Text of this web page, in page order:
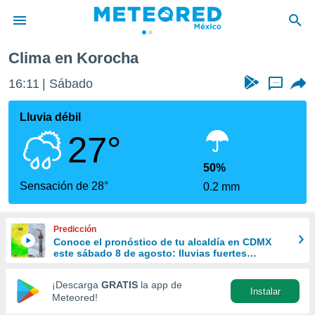
de
ha sido
para
que se
calidad.
a este
las
y
forma
digital
basada
Clima en Korocha
16:11 Sábado ...
Lluvia débil
27°
Sensación de 28°
50%
0.2 mm
Predicción
Conoce el pronóstico de tu alcaldía en CDMX
este sábado 8 de agosto: lluvias fuertes
¡Descarga GRATIS la app de
Meteored!
Instalar